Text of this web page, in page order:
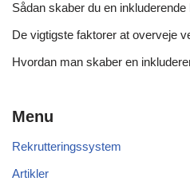
Sådan skaber du en
De vigtigste faktorer at overveje
Hvordan man skaber en
Menu
Rekrutteringssystem
Artikler